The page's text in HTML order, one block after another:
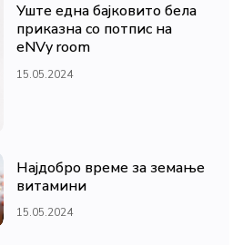
Уште една бајковито бела
приказна со потпис на
eNVy room
15.05.2024
Најдобро време за земање
витамини
15.05.2024